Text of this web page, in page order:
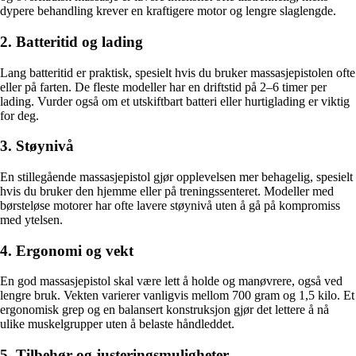
dypere behandling krever en kraftigere motor og lengre slaglengde.
2. Batteritid og lading
Lang batteritid er praktisk, spesielt hvis du bruker massasjepistolen ofte
eller på farten. De fleste modeller har en driftstid på 2–6 timer per
lading. Vurder også om et utskiftbart batteri eller hurtiglading er viktig
for deg.
3. Støynivå
En stillegående massasjepistol gjør opplevelsen mer behagelig, spesielt
hvis du bruker den hjemme eller på treningssenteret. Modeller med
børsteløse motorer har ofte lavere støynivå uten å gå på kompromiss
med ytelsen.
4. Ergonomi og vekt
En god massasjepistol skal være lett å holde og manøvrere, også ved
lengre bruk. Vekten varierer vanligvis mellom 700 gram og 1,5 kilo. Et
ergonomisk grep og en balansert konstruksjon gjør det lettere å nå
ulike muskelgrupper uten å belaste håndleddet.